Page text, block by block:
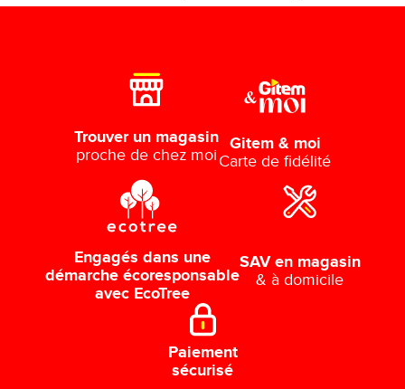
Trouver un magasin
proche de chez moi
Gitem & moi
Carte de fidélité
Engagés dans une
démarche écoresponsable
avec EcoTree
SAV en magasin
& à domicile
Paiement
sécurisé